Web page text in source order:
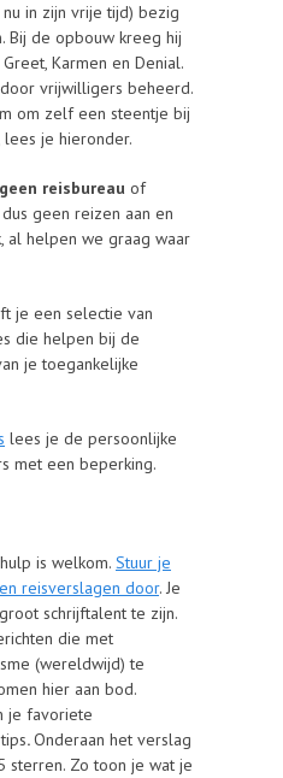
in zijn vrije tijd) bezig
Bij de opbouw kreeg hij
Karmen en Denial.
vrijwilligers beheerd.
om zelf een steentje bij
lees je hieronder.
geen reisbureau of
geen reizen aan en
al helpen we graag waar
je een selectie van
die helpen bij de
je toegankelijke
lees je de persoonlijke
met een beperking.
is welkom. Stuur je
reisverslagen door. Je
schrijftalent te zijn.
die met
(wereldwijd) te
hier aan bod.
je favoriete
.Onderaan het verslag
sterren. Zo toon je wat je